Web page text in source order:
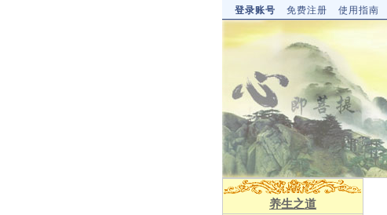
登录账号 免费注册 使用指南
养生之道